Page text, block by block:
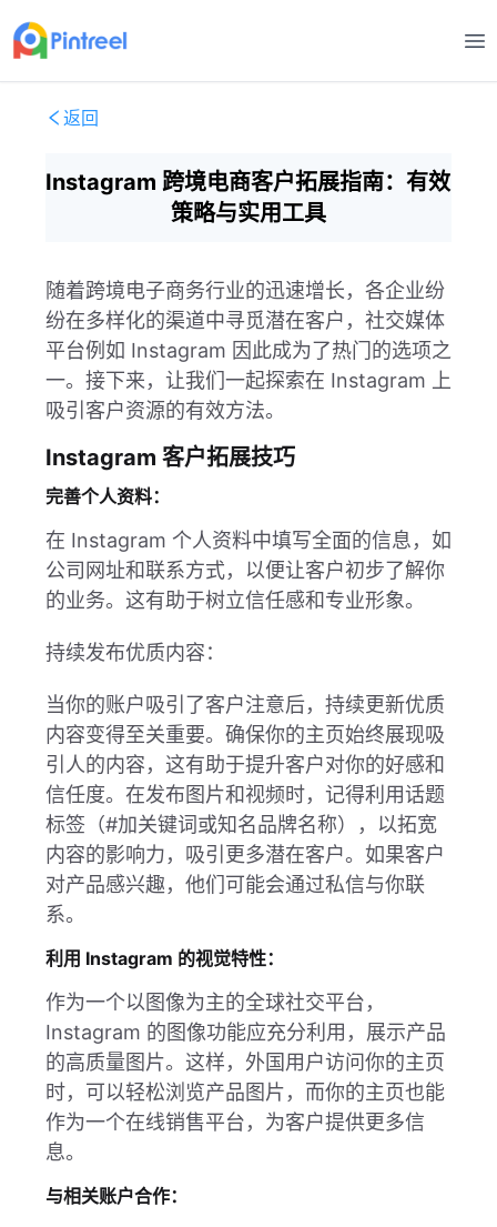
打
返回
Instagram 跨境电商客户拓展指南：有效
策略与实用工具
随着跨境电子商务行业的迅速增长，各企业纷
纷在多样化的渠道中寻觅潜在客户，社交媒体
平台例如 Instagram 因此成为了热门的选项之
一。接下来，让我们一起探索在 Instagram 上
吸引客户资源的有效方法。
Instagram 客户拓展技巧
完善个人资料：
在 Instagram 个人资料中填写全面的信息，如
公司网址和联系方式，以便让客户初步了解你
的业务。这有助于树立信任感和专业形象。
持续发布优质内容：
当你的账户吸引了客户注意后，持续更新优质
内容变得至关重要。确保你的主页始终展现吸
引人的内容，这有助于提升客户对你的好感和
信任度。在发布图片和视频时，记得利用话题
标签（#加关键词或知名品牌名称），以拓宽
内容的影响力，吸引更多潜在客户。如果客户
对产品感兴趣，他们可能会通过私信与你联
系。
利用 Instagram 的视觉特性：
作为一个以图像为主的全球社交平台，
Instagram 的图像功能应充分利用，展示产品
的高质量图片。这样，外国用户访问你的主页
时，可以轻松浏览产品图片，而你的主页也能
作为一个在线销售平台，为客户提供更多信
息。
与相关账户合作：